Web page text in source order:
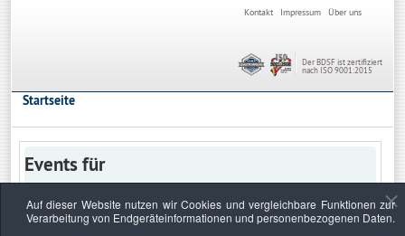
Über uns
Impressum
Kontakt
Der BDSF ist zertifiziert
nach ISO 9001:2015
Startseite
Events für
Auf dieser Website nutzen wir Cookies und vergleichbare Funktionen zur
Verarbeitung von Endgeräteinformationen und personenbezogenen Daten.